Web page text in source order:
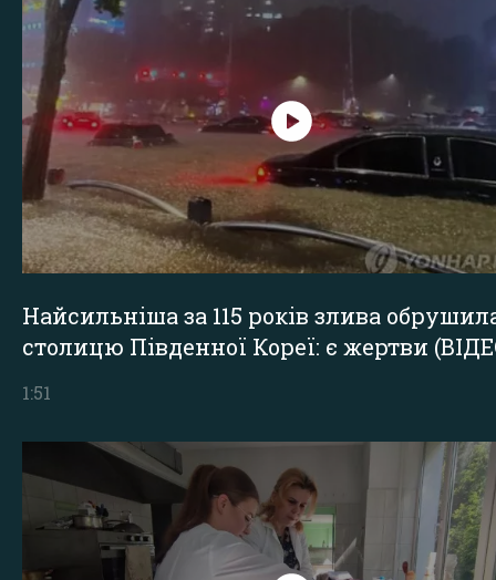
Найсильніша за 115 років злива
столицю Південної Кореї: є жертви
1:51